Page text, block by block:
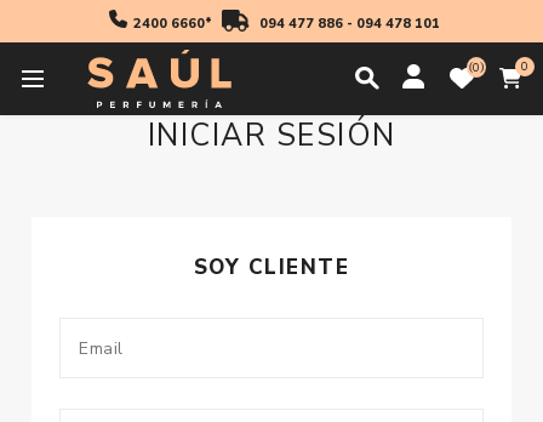
2400 6660* 094 477 886- 094 478 101
0 0
INICIAR SESIÓN
SOY CLIENTE